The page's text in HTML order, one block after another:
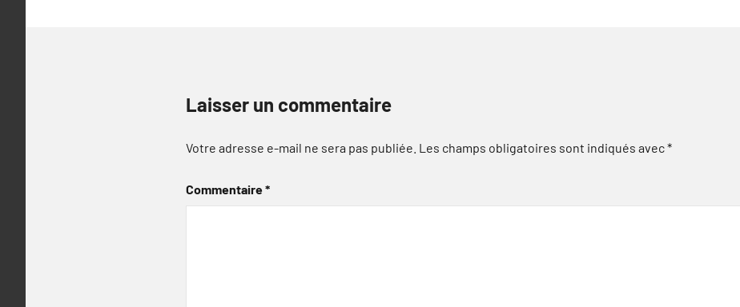
Laisser un commentaire
Votre adresse e-mail ne sera pas publiée. Les champs obligatoires sont indiqués avec*
Commentaire*